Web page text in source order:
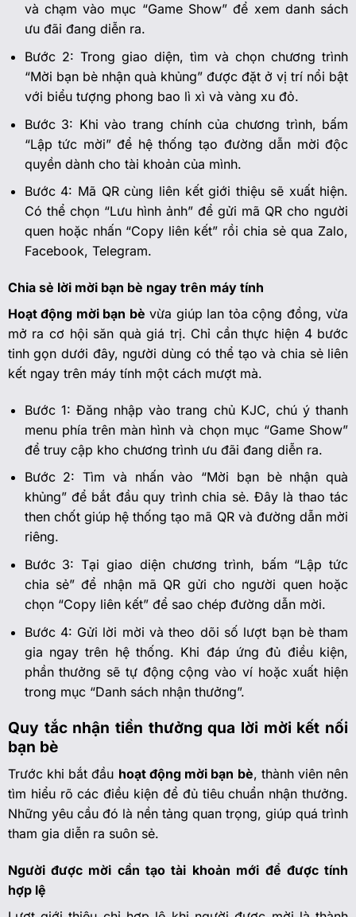
và chạm vào mục “Game Show” để xem danh sách
ưu đãi đang diễn ra.
Bước 2: Trong giao diện, tìm và chọn chương trình
“Mời bạn bè nhận quà khủng” được đặt ở vị trí nổi bật
với biểu tượng phong bao lì xì và vàng xu đỏ.
Bước 3: Khi vào trang chính của chương trình, bấm
“Lập tức mời” để hệ thống tạo đường dẫn mời độc
quyền dành cho tài khoản của mình.
Bước 4: Mã QR cùng liên kết giới thiệu sẽ xuất hiện.
Có thể chọn “Lưu hình ảnh” để gửi mã QR cho người
quen hoặc nhấn “Copy liên kết” rồi chia sẻ qua Zalo,
Facebook, Telegram.
Chia sẻ lời mời bạn bè ngay trên máy tính
Hoạt động mời bạn bè vừa giúp lan tỏa cộng đồng, vừa
mở ra cơ hội săn quà giá trị. Chỉ cần thực hiện 4 bước
tinh gọn dưới đây, người dùng có thể tạo và chia sẻ liên
kết ngay trên máy tính một cách mượt mà.
Bước 1: Đăng nhập vào trang chủ KJC, chú ý thanh
menu phía trên màn hình và chọn mục “Game Show”
để truy cập kho chương trình ưu đãi đang diễn ra.
Bước 2: Tìm và nhấn vào “Mời bạn bè nhận quà
khủng” để bắt đầu quy trình chia sẻ. Đây là thao tác
then chốt giúp hệ thống tạo mã QR và đường dẫn mời
riêng.
Bước 3: Tại giao diện chương trình, bấm “Lập tức
chia sẻ” để nhận mã QR gửi cho người quen hoặc
chọn “Copy liên kết” để sao chép đường dẫn mời.
Bước 4: Gửi lời mời và theo dõi số lượt bạn bè tham
gia ngay trên hệ thống. Khi đáp ứng đủ điều kiện,
phần thưởng sẽ tự động cộng vào ví hoặc xuất hiện
trong mục “Danh sách nhận thưởng”.
Quy tắc nhận tiền thưởng qua lời mời kết nối
bạn bè
Trước khi bắt đầu hoạt động mời bạn bè, thành viên nên
tìm hiểu rõ các điều kiện để đủ tiêu chuẩn nhận thưởng.
Những yêu cầu đó là nền tảng quan trọng, giúp quá trình
tham gia diễn ra suôn sẻ.
Người được mời cần tạo tài khoản mới để được tính
hợp lệ